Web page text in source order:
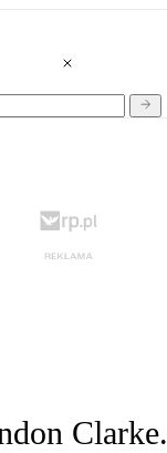
Clarke.